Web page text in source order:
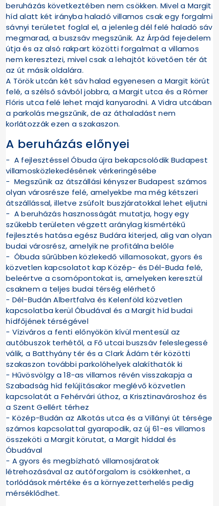
beruházás következtében nem csökken. Mivel a Margit
híd alatt két irányba haladó villamos csak egy forgalmi
sávnyi területet foglal el, a jelenleg dél felé haladó sáv
megmarad, a buszsáv megszűnik. Az Árpád fejedelem
útja és az alsó rakpart közötti forgalmat a villamos
nem keresztezi, mivel csak a lehajtót követően tér át
az út másik oldalára.
A Török utcán két sáv halad egyenesen a Margit körút
felé, a szélső sávból jobbra, a Margit utca és a Rómer
Flóris utca felé lehet majd kanyarodni. A Vidra utcában
a parkolás megszűnik, de az áthaladást nem
korlátozzák ezen a szakaszon.
A beruházás előnyei
- A fejlesztéssel Óbuda újra bekapcsolódik Budapest
villamosközlekedésének vérkeringésébe
- Megszűnik az átszállási kényszer Budapest számos
olyan városrésze felé, amelyekbe ma még kétszeri
átszállással, illetve zsúfolt buszjáratokkal lehet eljutni
- A beruházás hasznosságát mutatja, hogy egy
szűkebb területen végzett aránylag kismértékű
fejlesztés hatása egész Budára kiterjed, alig van olyan
budai városrész, amelyik ne profitálna belőle
- Óbuda sűrűbben közlekedő villamosokat, gyors és
közvetlen kapcsolatot kap Közép- és Dél-Buda felé,
beleértve a csomópontokat is, amelyeken keresztül
csaknem a teljes budai térség elérhető
- Dél-Budán Albertfalva és Kelenföld közvetlen
kapcsolatba kerül Óbudával és a Margit híd budai
hídfőjének térségével
- Víziváros a fenti előnyökön kívül mentesül az
autóbuszok terhétől, a Fő utcai buszsáv feleslegessé
válik, a Batthyány tér és a Clark Ádám tér közötti
szakaszon további parkolóhelyek alakíthatók ki
- Hűvösvölgy a 18-as villamos révén visszakapja a
Szabadság híd felújításakor meglévő közvetlen
kapcsolatát a Fehérvári úthoz, a Krisztinavároshoz és
a Szent Gellért térhez
- Közép-Budán az Alkotás utca és a Villányi út térsége
számos kapcsolattal gyarapodik, az új 61-es villamos
összeköti a Margit körutat, a Margit híddal és
Óbudával
- A gyors és megbízható villamosjáratok
létrehozásával az autóforgalom is csökkenhet, a
torlódások mértéke és a környezetterhelés pedig
mérséklődhet.